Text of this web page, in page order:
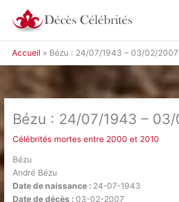
contenu
Accueil Bézu : 24/07/1943 – 03/02/2007
Bézu : 24/07/1943 –
Célébrités mortes entre 2000 et 2010
Bézu
André Bézu
Date de naissance : 24-07-1943
Date de décès : 03-02-2007